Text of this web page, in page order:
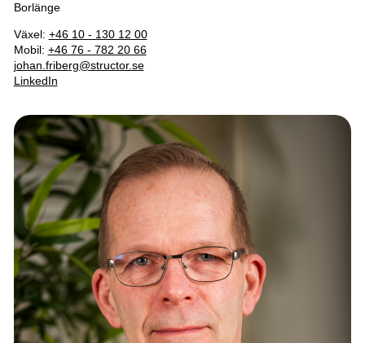
Borlänge
Växel: +46 10 - 130 12 00
Mobil: +46 76 - 782 20 66
johan.friberg@structor.se
LinkedIn